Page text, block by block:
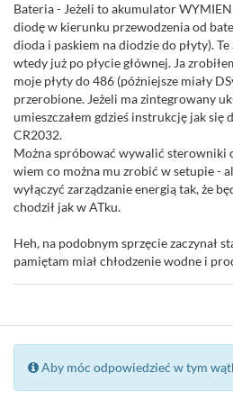
Bateria - Jeżeli to akumulator
diodę w kierunku przewodzenia od
dioda i paskiem na diodzie do płyty).
wtedy już po płycie głównej. Ja
moje płyty do 486 (późniejsze miały
przerobione. Jeżeli ma zintegrowany
umieszczałem gdzieś instrukcję jak się
CR2032.
Można spróbować wywalić sterowniki
wiem co można mu zrobić w setupie -
wyłączyć zarządzanie energią tak, że
chodził jak w ATku.
Heh, na podobnym sprzęcie zaczynał
pamiętam miał chłodzenie wodne i
Aby móc odpowiedzieć w tym